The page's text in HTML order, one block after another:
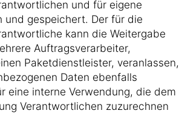
und für eigene
und gespeichert. Der für die
kann die Weitergabe
Auftragsverarbeiter,
Paketdienstleister, veranlassen,
Daten ebenfalls
eine interne Verwendung, die dem
Verantwortlichen zuzurechnen